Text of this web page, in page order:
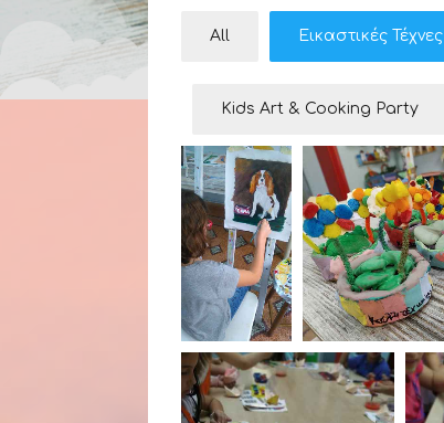
All Εικαστικές Τέχνες
Kids Art & Cooking Party